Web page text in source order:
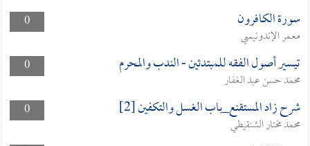
0 سورة الكافرون
معمر الإندونيسي
0
تيسير أصول الفقه للمبتدئين - الندب والمحرم
محمد حسن عبد الغفار
0
شرح زاد المستقنع_باب الغسل والتكفين [2]
محمد مختار الشنقيطي